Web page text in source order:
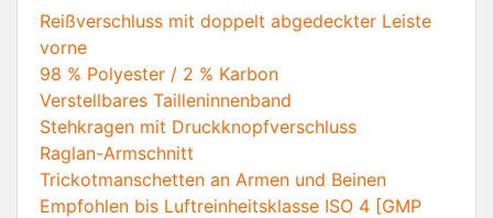
Reißverschluss mit doppelt abgedeckter Leiste
vorne
98 % Polyester / 2 % Karbon
Verstellbares Tailleninnenband
Stehkragen mit Druckknopfverschluss
Raglan-Armschnitt
Trickotmanschetten an Armen und Beinen
Empfohlen bis Luftreinheitsklasse ISO 4 [GMP